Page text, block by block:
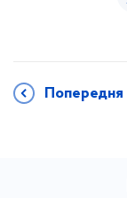
Попередня